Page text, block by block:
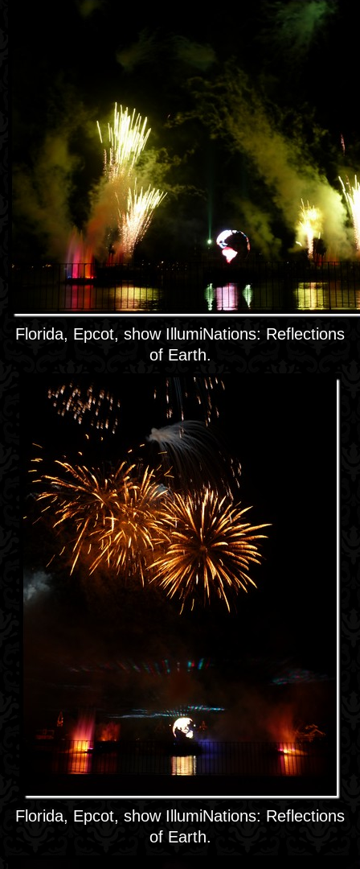
Florida, Epcot, show IllumiNations: Reflections
of Earth.
Florida, Epcot, show IllumiNations: Reflections
of Earth.